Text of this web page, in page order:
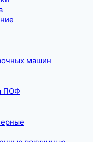
машин
ПОФ